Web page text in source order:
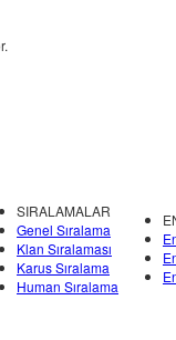
SIRALAMALAR
Genel Sıralama
Klan Sıralaması
Karus Sıralama
Human Sıralama